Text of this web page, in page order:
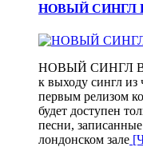
НОВЫЙ СИНГЛ
НОВЫЙ СИНГЛ
к выходу сингл из
первым релизом
будет доступен
песни,
лондонском зале